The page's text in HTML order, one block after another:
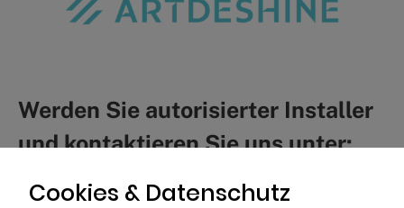
Werden Sie autorisierter Installer
und kontaktieren Sie uns unter:
info@artdeshine.eu
Cookies & Datenschutz